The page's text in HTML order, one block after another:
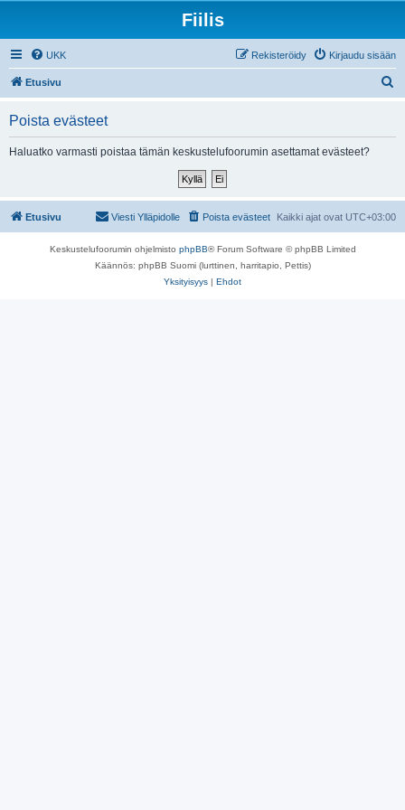
Fiilis
UKK Kirjaudu sisään
Rekisteröidy
Etusivu
Poista evästeet
Haluatko varmasti poistaa tämän keskustelufoorumin asettamat evästeet?
Etusivu Kaikki ajat ovat UTC+03:00
Poista evästeet
Viesti Ylläpidolle
Keskustelufoorumin ohjelmisto phpBB® Forum Software © phpBB Limited
Käännös: phpBB Suomi (lurttinen, harritapio, Pettis)
Yksityisyys | Ehdot